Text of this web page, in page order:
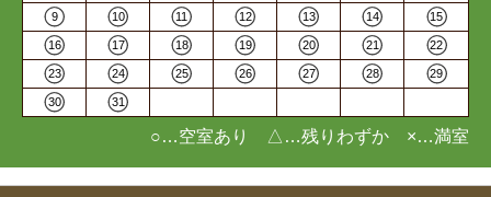
9 10 11 12 13 14 15
16 17 18 19 20 21 22
23 24 25 26 27 28 29
30 31
○…空室あり △…残りわずか ×…満室